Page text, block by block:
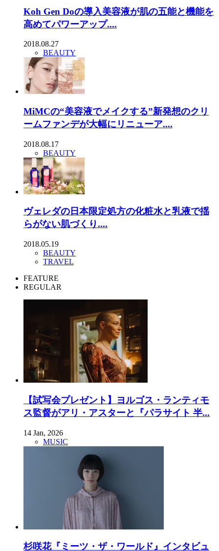
Koh Gen Doの導入美容液が肌の五能と機能を
高めてパワーアップ....
2018.08.27
BEAUTY
MiMCの“美容液でメイクする”新発想のクリ
ームファンデが大幅にリニューア....
2018.08.17
BEAUTY
ヴェレダの日本限定処方の化粧水と乳液で揺
らがない肌づくり....
2018.05.19
BEAUTY
TRAVEL
FEATURE
REGULAR
【試写会プレゼント】ヨルゴス・ランティモ
ス監督がアリ・アスターと『パラサイト 半...
14 Jan, 2026
MUSIC
杉咲花『ミーツ・ザ・ワールド』インタビュ